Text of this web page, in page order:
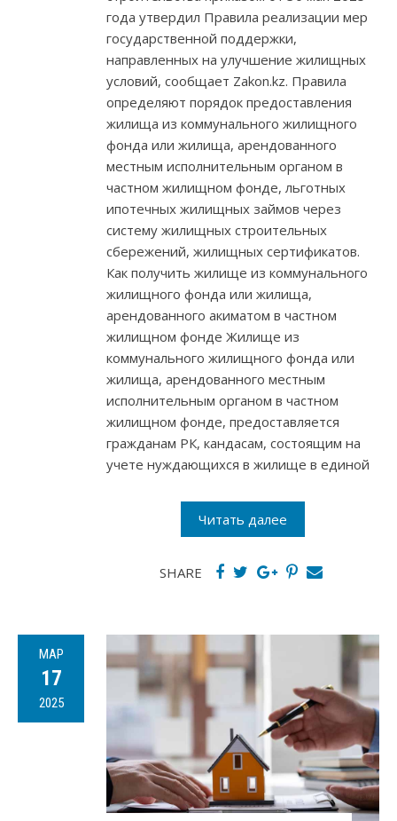
года утвердил Правила реализации мер
государственной поддержки,
направленных на улучшение жилищных
условий, сообщает Zakon.kz. Правила
определяют порядок предоставления
жилища из коммунального жилищного
фонда или жилища, арендованного
местным исполнительным органом в
частном жилищном фонде, льготных
ипотечных жилищных займов через
систему жилищных строительных
сбережений, жилищных сертификатов.
Как получить жилище из коммунального
жилищного фонда или жилища,
арендованного акиматом в частном
жилищном фонде Жилище из
коммунального жилищного фонда или
жилища, арендованного местным
исполнительным органом в частном
жилищном фонде, предоставляется
гражданам РК, кандасам, состоящим на
учете нуждающихся в жилище в единой
Читать далее
SHARE
МАР
17
2025